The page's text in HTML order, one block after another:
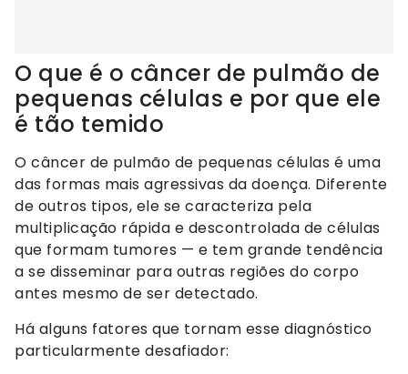
O que é o câncer de pulmão de
pequenas células e por que ele
é tão temido
O câncer de pulmão de pequenas células é uma
das formas mais agressivas da doença. Diferente
de outros tipos, ele se caracteriza pela
multiplicação rápida e descontrolada de células
que formam tumores — e tem grande tendência
a se disseminar para outras regiões do corpo
antes mesmo de ser detectado.
Há alguns fatores que tornam esse diagnóstico
particularmente desafiador: